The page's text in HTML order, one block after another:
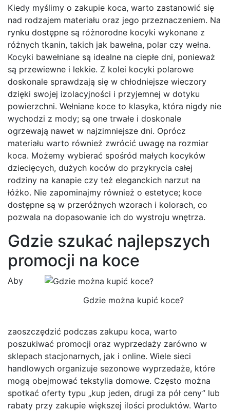
Kiedy myślimy o zakupie koca, warto zastanowić się
nad rodzajem materiału oraz jego przeznaczeniem. Na
rynku dostępne są różnorodne kocyki wykonane z
różnych tkanin, takich jak bawełna, polar czy wełna.
Kocyki bawełniane są idealne na ciepłe dni, ponieważ
są przewiewne i lekkie. Z kolei kocyki polarowe
doskonale sprawdzają się w chłodniejsze wieczory
dzięki swojej izolacyjności i przyjemnej w dotyku
powierzchni. Wełniane koce to klasyka, która nigdy nie
wychodzi z mody; są one trwałe i doskonale
ogrzewają nawet w najzimniejsze dni. Oprócz
materiału warto również zwrócić uwagę na rozmiar
koca. Możemy wybierać spośród małych kocyków
dziecięcych, dużych koców do przykrycia całej
rodziny na kanapie czy też eleganckich narzut na
łóżko. Nie zapominajmy również o estetyce; koce
dostępne są w przeróżnych wzorach i kolorach, co
pozwala na dopasowanie ich do wystroju wnętrza.
Gdzie szukać najlepszych
promocji na koce
Gdzie można kupić koce?
Aby
zaoszczędzić podczas zakupu koca, warto
poszukiwać promocji oraz wyprzedaży zarówno w
sklepach stacjonarnych, jak i online. Wiele sieci
handlowych organizuje sezonowe wyprzedaże, które
mogą obejmować tekstylia domowe. Często można
spotkać oferty typu „kup jeden, drugi za pół ceny” lub
rabaty przy zakupie większej ilości produktów. Warto